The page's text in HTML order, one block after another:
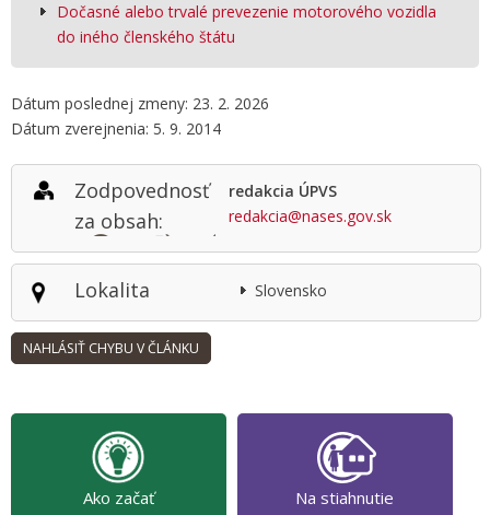
Dočasné alebo trvalé prevezenie motorového vozidla
do iného členského štátu
Dátum poslednej zmeny: 23. 2. 2026
Dátum zverejnenia: 5. 9. 2014
Zodpovednosť
za obsah:
redakcia ÚPVS
redakcia@nases.gov.sk
Lokalita Slovensko
Ako začať Na stiahnutie